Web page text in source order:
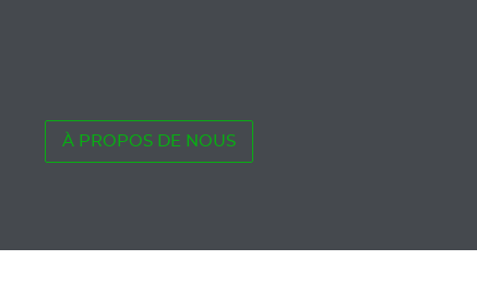
À PROPOS DE NOUS